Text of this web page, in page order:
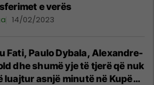
e verës
14/02/2023
Fati, Paulo Dybala, Alexandre-
dhe shumë yje të tjerë që nuk
luajtur asnjë minutë në Kupën